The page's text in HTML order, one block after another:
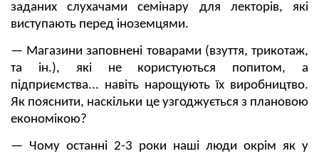
заданих слухачами семінару для лекторів, які
виступають перед іноземцями.
— Магазини заповнені товарами (взуття, трикотаж,
та ін.), які не користуються попитом, а
підприємства... навіть нарощують їх виробництво.
Як пояснити, наскільки це узгоджується з плановою
економікою?
— Чому останні 2-3 роки наші люди окрім як у